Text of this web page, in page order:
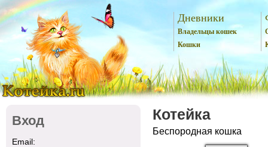
Дневники
Владельцы кошек
Кошки
Котейка
Беспородная кошка
Вход
Email: